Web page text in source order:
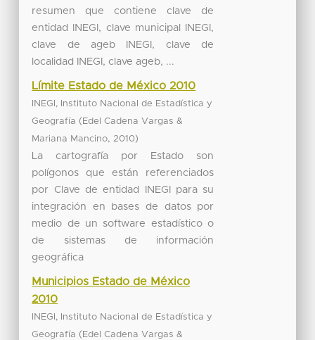
resumen que contiene clave de
entidad INEGI, clave municipal INEGI,
clave de ageb INEGI, clave de
localidad INEGI, clave ageb, ...
Límite Estado de México 2010
INEGI, Instituto Nacional de Estadística y
Geografía ( Edel Cadena Vargas &
Mariana Mancino, 2010)
La cartografía por Estado son
polígonos que están referenciados
por Clave de entidad INEGI para su
integración en bases de datos por
medio de un software estadístico o
de sistemas de información
geográfica
Municipios Estado de México
2010
INEGI, Instituto Nacional de Estadística y
Geografía ( Edel Cadena Vargas &